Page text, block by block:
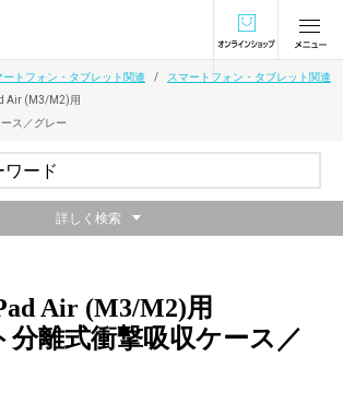
オンラインショ
ートフォン・タブレット関連
スマートフォン・タブレット関連
Air (M3/M2)用
ス／グレー
Air (M3/M2)用
分離式衝撃吸収ケース／
詳しく検索